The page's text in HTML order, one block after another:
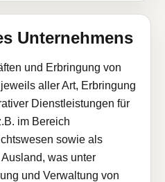
Unternehmens
und Erbringung von
aller Art, Erbringung
Dienstleistungen für
im Bereich
sowie als
was unter
und Verwaltung von